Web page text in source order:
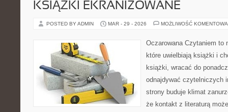
KSIĄŻKI EKRANIZOWANE
POSTED BY ADMIN MAR - 29 - 2026 MOŻLIWOŚĆ
Oczarowana Czytaniem to
które uwielbiają książki i
książki, wracać do
odnajdywać czytelniczych
strony buduje klimat
że kontakt z literaturą